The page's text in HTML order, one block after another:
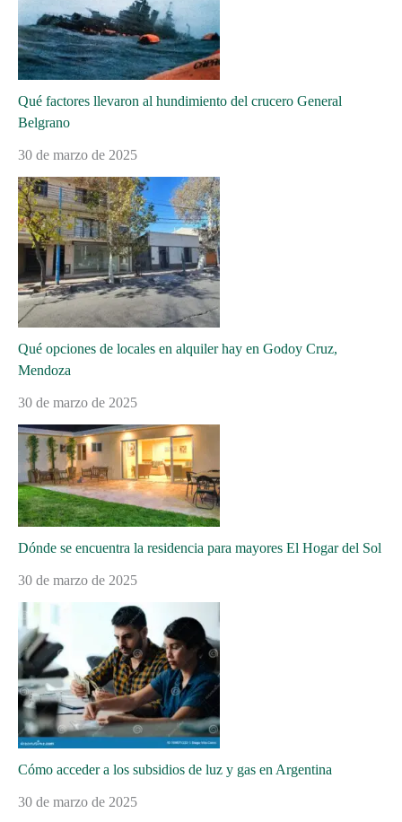
Qué factores llevaron al hundimiento del crucero General
Belgrano
30 de marzo de 2025
Qué opciones de locales en alquiler hay en Godoy Cruz,
Mendoza
30 de marzo de 2025
Dónde se encuentra la residencia para mayores El Hogar del Sol
30 de marzo de 2025
Cómo acceder a los subsidios de luz y gas en Argentina
30 de marzo de 2025